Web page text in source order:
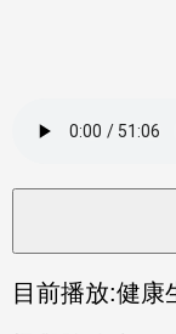
目前播放:健康